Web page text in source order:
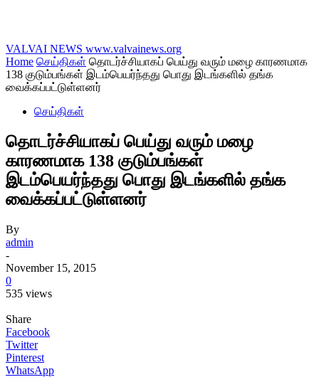
VALVAI NEWS www.valvainews.org
Home செய்திகள் தொடர்ச்சியாகப் பெய்து வரும் மழை காரணமாக
138 குடும்பங்கள் இடம்பெயர்ந்தது பொது இடங்களில் தங்க
வைக்கப்பட்டுள்ளனர்
செய்திகள்
தொடர்ச்சியாகப் பெய்து வரும் மழை
காரணமாக 138 குடும்பங்கள்
இடம்பெயர்ந்தது பொது இடங்களில் தங்க
வைக்கப்பட்டுள்ளனர்
By
admin
-
November 15, 2015
0
535 views
Share
Facebook
Twitter
Pinterest
WhatsApp